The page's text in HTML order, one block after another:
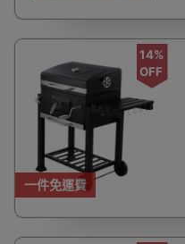
一件免運費
14%
OFF